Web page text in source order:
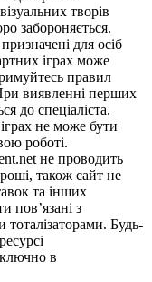
творів
забороняється.
для осіб
іграх може
правил
виявленні перших
до спеціаліста.
не може бути
роботі.
не проводить
також сайт не
та інших
пов’язані з
Будь-
в